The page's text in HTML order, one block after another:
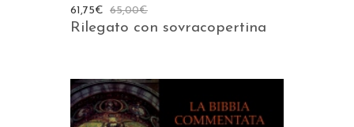
65,00€
61,75€
Rilegato con sovracopertina